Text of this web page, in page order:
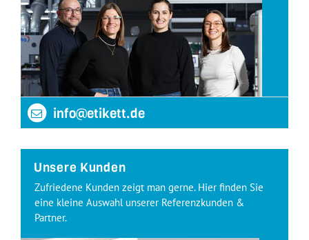
info@etikett.de
Unsere Kunden
Zufriedene Kunden zeigt man gerne. Hier finden Sie
eine kleine Auswahl unserer Referenzkunden &
Partner.